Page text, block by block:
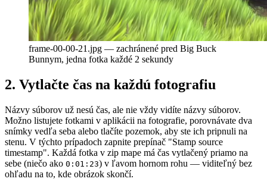
frame-00-00-21.jpg — zachránené pred Big Buck
Bunnym, jedna fotka každé 2 sekundy
2. Vytlačte čas na každú fotografiu
Názvy súborov už nesú čas, ale nie vždy vidíte názvy súborov.
Možno listujete fotkami v aplikácii na fotografie, porovnávate dva
snímky vedľa seba alebo tlačíte pozemok, aby ste ich pripnuli na
stenu. V týchto prípadoch zapnite prepínač "Stamp source
timestamp". Každá fotka v zip mape má čas vytlačený priamo na
sebe (niečo ako 0:01:23) v ľavom hornom rohu — viditeľný bez
ohľadu na to, kde obrázok skončí.